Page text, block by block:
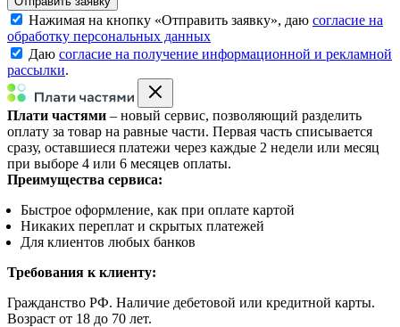
Нажимая на кнопку «Отправить заявку», даю согласие на
обработку персональных данных
Даю согласие на получение информационной и рекламной
рассылки.
Плати частями – новый сервис, позволяющий разделить
оплату за товар на равные части. Первая часть списывается
сразу, оставшиеся платежи через каждые 2 недели или месяц
при выборе 4 или 6 месяцев оплаты.
Преимущества сервиса:
Быстрое оформление, как при оплате картой
Никаких переплат и скрытых платежей
Для клиентов любых банков
Требования к клиенту:
Гражданство РФ. Наличие дебетовой или кредитной карты.
Возраст от 18 до 70 лет.